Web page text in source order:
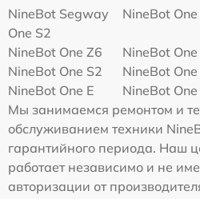
NineBot Segway
One S2
NineBot
NineBot One Z6
NineBot
NineBot One S2
NineBot One
NineBot One E
NineBot
Мы занимаемся ремонтом и
обслуживанием техники
гарантийного периода. Наш
работает независимо и не
авторизации от